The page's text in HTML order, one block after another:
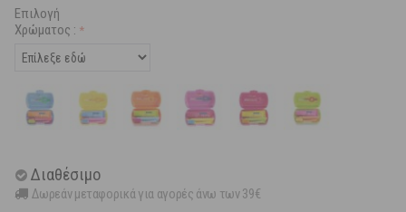
Επιλογή
Χρώματος :
Διαθέσιμο
Δωρεάν μεταφορικά για αγορές άνω των 39€